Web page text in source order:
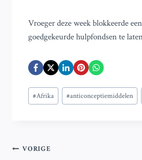
Vroeger deze week blokkeerde
goedgekeurde hulpfondsen te
Bericht
tags:
#Afrika #anticonceptiemiddelen
Bericht
VORIGE